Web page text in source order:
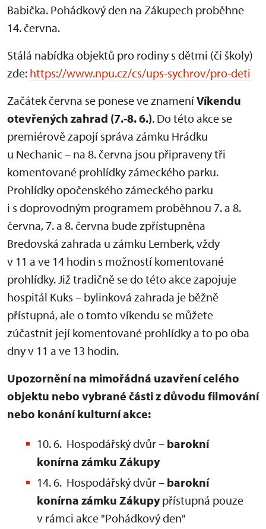
Babička. Pohádkový den na Zákupech proběhne
14. června.
Stálá nabídka objektů pro rodiny s dětmi (či školy)
zde: https://www.npu.cz/cs/ups-sychrov/pro-deti
Začátek června se ponese ve znameníVíkendu
otevřených zahrad (7.-8. 6.). Do této akce se
premiérově zapojí správa zámku Hrádku
u Nechanic – na 8. června jsou připraveny tři
komentované prohlídky zámeckého parku.
Prohlídky opočenského zámeckého parku
i s doprovodným programem proběhnou 7. a 8.
června, 7. a 8. června bude zpřístupněna
Bredovská zahrada u zámku Lemberk, vždy
v 11 a ve 14 hodin s možností komentované
prohlídky. Již tradičně se do této akce zapojuje
hospitál Kuks – bylinková zahrada je běžně
přístupná, ale o tomto víkendu se můžete
zúčastnit její komentované prohlídky a to po oba
dny v 11 a ve 13 hodin.
Upozornění na mimořádná uzavření celého
objektu nebo vybrané části z důvodu filmování
nebo konání kulturní akce:
10. 6. Hospodářský dvůr – barokní
konírna zámku Zákupy
14. 6. Hospodářský dvůr – barokní
konírna zámku Zákupypřístupná pouze
v rámci akce "Pohádkový den"